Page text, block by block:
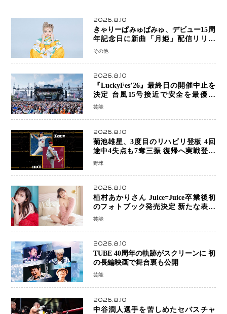
2026.8.10
きゃりーぱみゅぱみゅ、デビュー15周
年記念日に新曲「月姫」配信リリー
ス 自身初の主催フェス「PAMYU
その他
2026.8.10
『LuckyFes’26』最終日の開催中止を
決定 台風15号接近で安全を最優先
「苦渋の判断」
芸能
2026.8.10
菊池雄星、3度目のリハビリ登板 4回
途中4失点も7奪三振 復帰へ実戦登板
を重ねる
野球
2026.8.10
植村あかりさん Juice=Juice卒業後初
のフォトブック発売決定 新たな表現
者としての“今”を凝縮
芸能
2026.8.10
TUBE 40周年の軌跡がスクリーンに 初
の長編映画で舞台裏も公開
芸能
2026.8.10
中谷潤人選手を苦しめたセバスチャ